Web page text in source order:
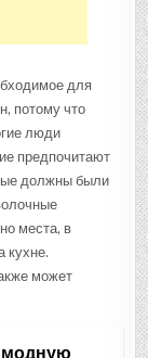
для
потому что
люди
предпочитают
должны были
места, в
кухне.
может
модную